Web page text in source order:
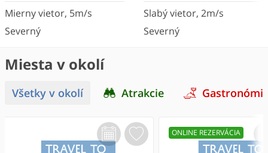
Mierny vietor, 5m/s
Severný
Slabý vietor, 2m/s
Severný
Miesta v okolí
Všetky v okolí Atrakcie
ONLINE REZERVÁCIA